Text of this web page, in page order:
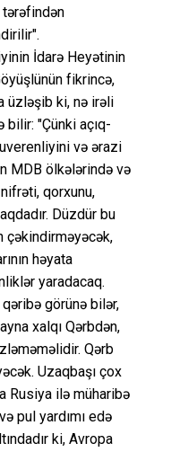
İdarə Heyətinin
fikrincə,
üzləşib ki, nə irəli
"Çünki açıq-
və ərazi
MDB ölkələrində və
qorxunu,
Düzdür bu
çəkindirməyəcək,
həyata
yaradacaq.
görünə bilər,
xalqı Qərbdən,
Qərb
Uzaqbaşı çox
Rusiya ilə müharibə
pul yardımı edə
ki, Avropa